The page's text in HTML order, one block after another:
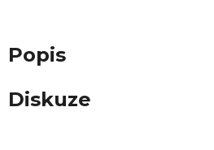
Popis
Diskuze